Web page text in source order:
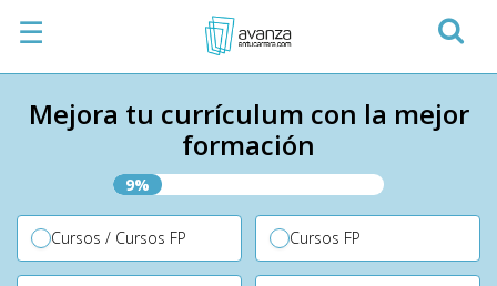
☰
Mejora tu currículum con la mejor
formación
9%
Cursos / Cursos FP Cursos FP